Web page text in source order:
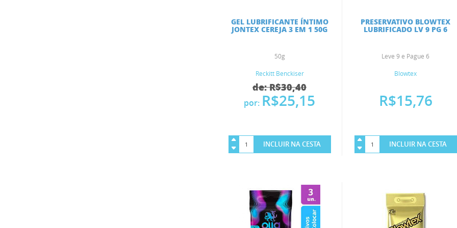
GEL LUBRIFICANTE ÍNTIMO
JONTEX CEREJA 3 EM 1 50G
50g
Reckitt Benckiser
de: R$30,40
por: R$25,15
INCLUIR NA CESTA
PRESERVATIVO BLOWTEX
LUBRIFICADO LV 9 PG 6
Leve 9 e Pague 6
Blowtex
R$15,76
INCLUIR NA CESTA